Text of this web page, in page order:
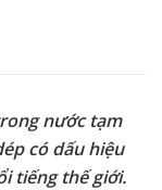
nước tạm
có dấu hiệu
tiếng thế giới.